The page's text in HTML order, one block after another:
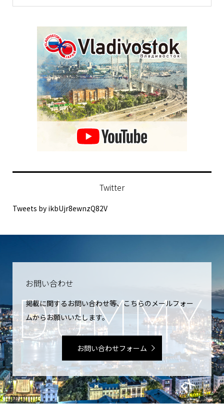
Twitter
Tweets by ikbUjr8ewnzQ82V
お問い合わせ
掲載に関するお問い合わせ等、こちらのメールフォー
ムからお願いいたします。
お問い合わせフォーム